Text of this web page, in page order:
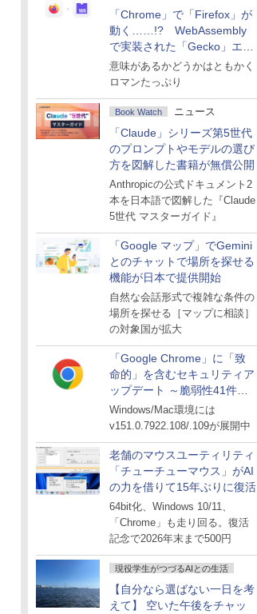
「Chrome」で「Firefox」が
動く……!? WebAssembly
で実装された「Gecko」エン
ジン
意味があるかどうかはともかく
ロマンたっぷり
Book Watch ニュース
「Claude」シリーズ第5世代
のプロンプトやモデルの選び
方を図解した書籍が無償公開
Anthropicの公式ドキュメント2
本を日本語で図解した『Claude
5世代 マスターガイド』
「Google マップ」でGemini
とのチャットで場所を探せる
機能が日本で提供開始
自然な会話形式で複雑な条件の
場所を探せる［マップに相談］
の対象国が拡大
「Google Chrome」に「致
命的」を含むセキュリティア
ップデート ～脆弱性41件に
対処
Windows/Mac環境には
v151.0.7922.108/.109が展開中
老舗のマウスユーティリティ
「チューチューマウス」がAI
の力を借りて15年ぶりに復活
64bit化、Windows 10/11、
「Chrome」も走り回る。復活
記念で2026年末まで500円
現役学生がつづるAIとの生活
【自分なら選ばない一日を考
えて】 空いた午後をチャッ